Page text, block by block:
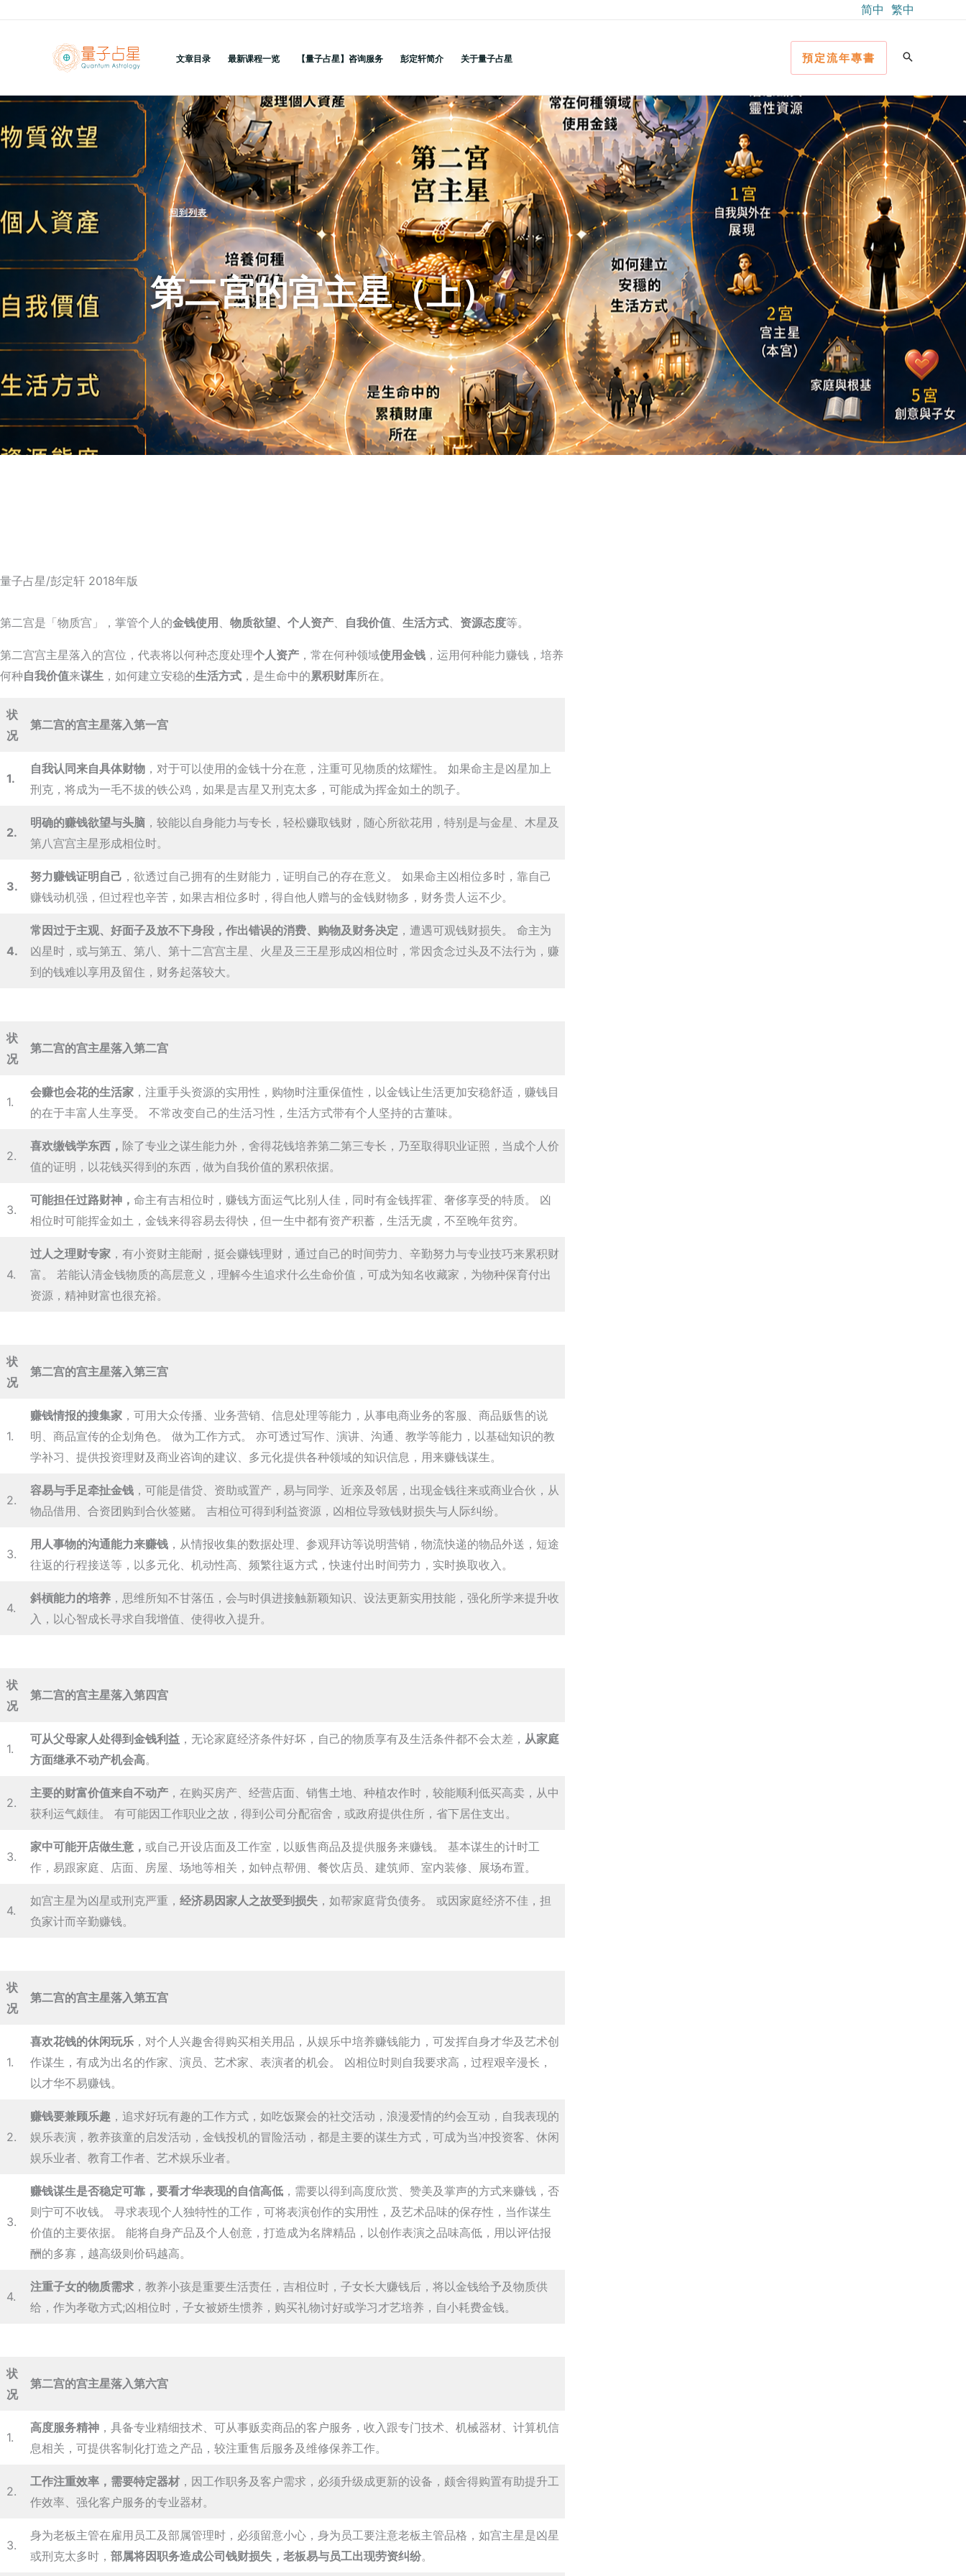
简中 繁中
文章目录 最新课程一览 【量子占星】咨询服务 彭定轩简介 关于量子占星 預定流年專書
回到列表
第二宫的宫主星（上）
量子占星/彭定轩 2018年版
第二宫是「物质宫」，掌管个人的金钱使用 、 物质欲望、 个人资产、 自我价值、 生活方式、 资源态度等。
第二宫宫主星落入的宫位，代表将以何种态度处理个人资产 ，常在何种领域使用金钱 ，运用何种能力赚钱，培养
何种自我价值来谋生 ，如何建立安稳的生活方式 ，是生命中的累积财库所在。
状
况
第二宫的宫主星落入第一宫
1.
自我认同来自具体财物 ，对于可以使用的金钱十分在意，注重可见物质的炫耀性。 如果命主是凶星加上
刑克，将成为一毛不拔的铁公鸡，如果是吉星又刑克太多，可能成为挥金如土的凯子。
2.
明确的赚钱欲望与头脑 ，较能以自身能力与专长，轻松赚取钱财，随心所欲花用，特别是与金星、木星及
第八宫宫主星形成相位时。
3.
努力赚钱证明自己 ，欲透过自己拥有的生财能力，证明自己的存在意义。 如果命主凶相位多时，靠自己
赚钱动机强，但过程也辛苦，如果吉相位多时，得自他人赠与的金钱财物多，财务贵人运不少。
4.
常因过于主观、 好面子及放不下身段，作出错误的消费、购物及财务决定 ，遭遇可观钱财损失。 命主为
凶星时，或与第五、第八、第十二宫宫主星、火星及三王星形成凶相位时，常因贪念过头及不法行为，赚
到的钱难以享用及留住，财务起落较大。
状
况
第二宫的宫主星落入第二宫
1.
会赚也会花的生活家 ，注重手头资源的实用性，购物时注重保值性，以金钱让生活更加安稳舒适，赚钱目
的在于丰富人生享受。 不常改变自己的生活习性，生活方式带有个人坚持的古董味。
2.
喜欢缴钱学东西， 除了专业之谋生能力外，舍得花钱培养第二第三专长，乃至取得职业证照，当成个人价
值的证明，以花钱买得到的东西，做为自我价值的累积依据。
3.
可能担任过路财神， 命主有吉相位时，赚钱方面运气比别人佳，同时有金钱挥霍、奢侈享受的特质。 凶
相位时可能挥金如土，金钱来得容易去得快，但一生中都有资产积蓄，生活无虞，不至晚年贫穷。
4.
过人之理财专家 ，有小资财主能耐，挺会赚钱理财，通过自己的时间劳力、辛勤努力与专业技巧来累积财
富。 若能认清金钱物质的高层意义，理解今生追求什么生命价值，可成为知名收藏家，为物种保育付出
资源，精神财富也很充裕。
状
况
第二宫的宫主星落入第三宫
1.
赚钱情报的搜集家 ，可用大众传播、业务营销、信息处理等能力，从事电商业务的客服、商品贩售的说
明、商品宣传的企划角色。 做为工作方式。 亦可透过写作、演讲、沟通、教学等能力，以基础知识的教
学补习、提供投资理财及商业咨询的建议、多元化提供各种领域的知识信息，用来赚钱谋生。
2.
容易与手足牵扯金钱 ，可能是借贷、资助或置产，易与同学、近亲及邻居，出现金钱往来或商业合伙，从
物品借用、合资团购到合伙签赌。 吉相位可得到利益资源，凶相位导致钱财损失与人际纠纷。
3.
用人事物的沟通能力来赚钱 ，从情报收集的数据处理、参观拜访等说明营销，物流快递的物品外送，短途
往返的行程接送等，以多元化、机动性高、频繁往返方式，快速付出时间劳力，实时换取收入。
4.
斜槓能力的培养 ，思维所知不甘落伍，会与时俱进接触新颖知识、设法更新实用技能，强化所学来提升收
入，以心智成长寻求自我增值、使得收入提升。
状
况
第二宫的宫主星落入第四宫
1.
可从父母家人处得到金钱利益 ，无论家庭经济条件好坏，自己的物质享有及生活条件都不会太差， 从家庭
方面继承不动产机会高。
2.
主要的财富价值来自不动产 ，在购买房产、经营店面、销售土地、种植农作时，较能顺利低买高卖，从中
获利运气颇佳。 有可能因工作职业之故，得到公司分配宿舍，或政府提供住所，省下居住支出。
3.
家中可能开店做生意， 或自己开设店面及工作室，以贩售商品及提供服务来赚钱。 基本谋生的计时工
作，易跟家庭、店面、房屋、场地等相关，如钟点帮佣、餐饮店员、建筑师、室内装修、展场布置。
4.
如宫主星为凶星或刑克严重， 经济易因家人之故受到损失 ，如帮家庭背负债务。 或因家庭经济不佳，担
负家计而辛勤赚钱。
状
况
第二宫的宫主星落入第五宫
1.
喜欢花钱的休闲玩乐 ，对个人兴趣舍得购买相关用品，从娱乐中培养赚钱能力，可发挥自身才华及艺术创
作谋生，有成为出名的作家、演员、艺术家、表演者的机会。 凶相位时则自我要求高，过程艰辛漫长，
以才华不易赚钱。
2.
赚钱要兼顾乐趣 ，追求好玩有趣的工作方式，如吃饭聚会的社交活动，浪漫爱情的约会互动，自我表现的
娱乐表演，教养孩童的启发活动，金钱投机的冒险活动，都是主要的谋生方式，可成为当冲投资客、休闲
娱乐业者、教育工作者、艺术娱乐业者。
3.
赚钱谋生是否稳定可靠，要看才华表现的自信高低 ，需要以得到高度欣赏、赞美及掌声的方式来赚钱，否
则宁可不收钱。 寻求表现个人独特性的工作，可将表演创作的实用性，及艺术品味的保存性，当作谋生
价值的主要依据。 能将自身产品及个人创意，打造成为名牌精品，以创作表演之品味高低，用以评估报
酬的多寡，越高级则价码越高。
4.
注重子女的物质需求 ，教养小孩是重要生活责任，吉相位时，子女长大赚钱后，将以金钱给予及物质供
给，作为孝敬方式;凶相位时，子女被娇生惯养，购买礼物讨好或学习才艺培养，自小耗费金钱。
状
况
第二宫的宫主星落入第六宫
1.
高度服务精神 ，具备专业精细技术、可从事贩卖商品的客户服务，收入跟专门技术、机械器材、计算机信
息相关，可提供客制化打造之产品，较注重售后服务及维修保养工作。
2.
工作注重效率，需要特定器材 ，因工作职务及客户需求，必须升级成更新的设备，颇舍得购置有助提升工
作效率、强化客户服务的专业器材。
3.
身为老板主管在雇用员工及部属管理时，必须留意小心，身为员工要注意老板主管品格，如宫主星是凶星
或刑克太多时， 部属将因职务造成公司钱财损失，老板易与员工出现劳资纠纷。